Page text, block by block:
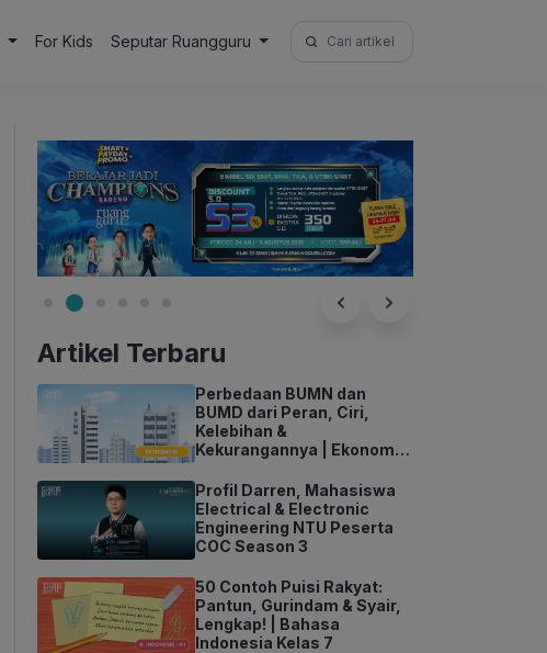
For Kids Seputar Ruangguru
Search
for:
Artikel Terbaru
Perbedaan BUMN dan
BUMD dari Peran, Ciri,
Kelebihan &
Kekurangannya | Ekonomi
Profil Darren, Mahasiswa
Electrical & Electronic
Engineering NTU Peserta
COC Season 3
50 Contoh Puisi Rakyat:
Pantun, Gurindam & Syair,
Lengkap! | Bahasa
Indonesia Kelas 7